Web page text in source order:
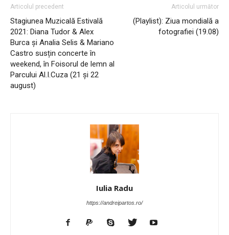
Articolul precedent
Stagiunea Muzicală Estivală
2021: Diana Tudor & Alex
Burca și Analia Selis & Mariano
Castro susțin concerte în
weekend, în Foisorul de lemn al
Parcului Al.I.Cuza (21 și 22
august)
Articolul următor
(Playlist): Ziua mondială a
fotografiei (19.08)
Iulia Radu
https://andreipartos.ro/